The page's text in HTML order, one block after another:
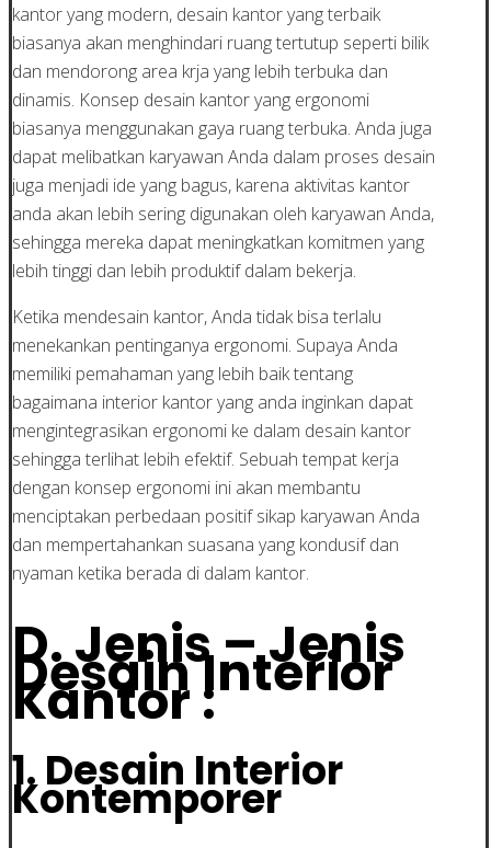
kantor yang modern, desain kantor yang terbaik
biasanya akan menghindari ruang tertutup seperti bilik
dan mendorong area krja yang lebih terbuka dan
dinamis. Konsep desain kantor yang ergonomi
biasanya menggunakan gaya ruang terbuka. Anda juga
dapat melibatkan karyawan Anda dalam proses desain
juga menjadi ide yang bagus, karena aktivitas kantor
anda akan lebih sering digunakan oleh karyawan Anda,
sehingga mereka dapat meningkatkan komitmen yang
lebih tinggi dan lebih produktif dalam bekerja.
Ketika mendesain kantor, Anda tidak bisa terlalu
menekankan pentinganya ergonomi. Supaya Anda
memiliki pemahaman yang lebih baik tentang
bagaimana interior kantor yang anda inginkan dapat
mengintegrasikan ergonomi ke dalam desain kantor
sehingga terlihat lebih efektif. Sebuah tempat kerja
dengan konsep ergonomi ini akan membantu
menciptakan perbedaan positif sikap karyawan Anda
dan mempertahankan suasana yang kondusif dan
nyaman ketika berada di dalam kantor.
D. Jenis – Jenis
Desain Interior
Kantor :
1. Desain Interior
Kontemporer